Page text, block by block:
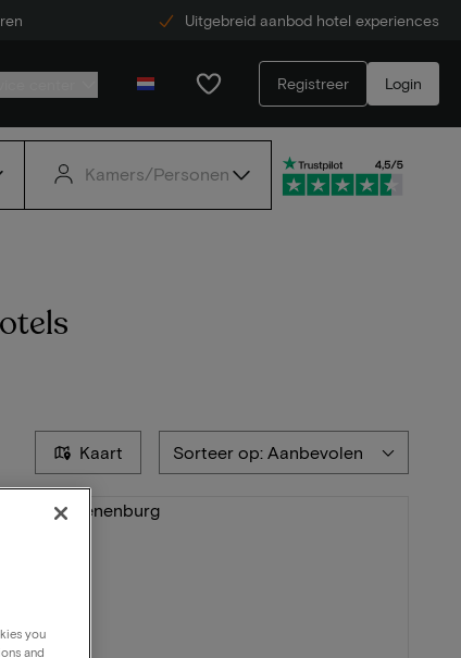
Uitgebreid aanbod hotel experiences
Registreer Login
Kamers/Personen
Kaart Sorteer op: Aanbevolen
you
and